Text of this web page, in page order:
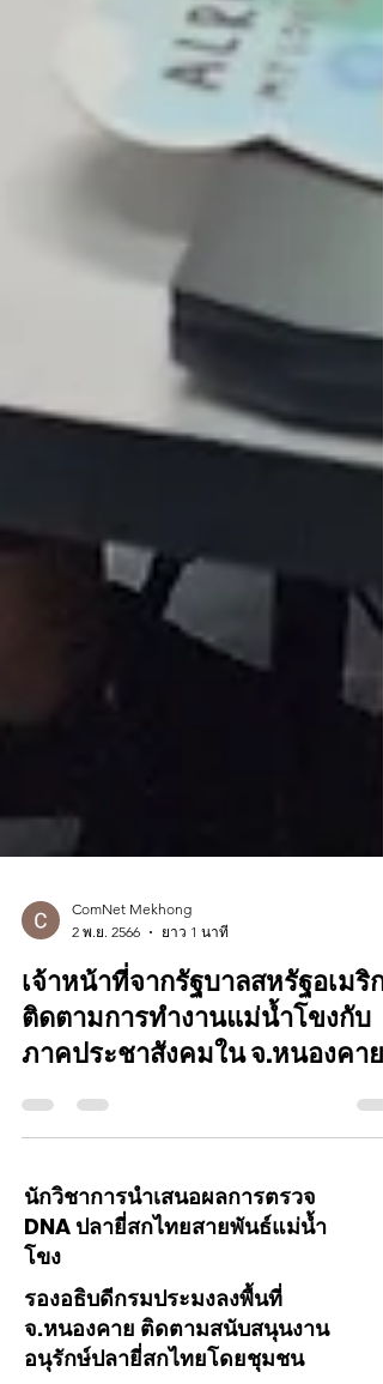
ComNet Mekhong
2 พ.ย. 2566
ยาว 1 นาที
เจ้าหน้าที่จากรัฐบาลสหรัฐอเมริกา
ติดตามการทำงานแม่น้ำโขงกับ
ภาคประชาสังคมใน จ.หนองคาย
นักวิชาการนำเสนอผลการตรวจ
DNA ปลายี่สกไทยสายพันธ์แม่น้ำ
โขง
รองอธิบดีกรมประมงลงพื้นที่